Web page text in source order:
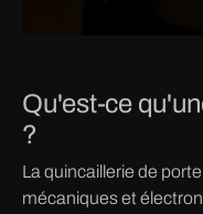
Qu'est-ce
?
La quincaillerie de
mécaniques et